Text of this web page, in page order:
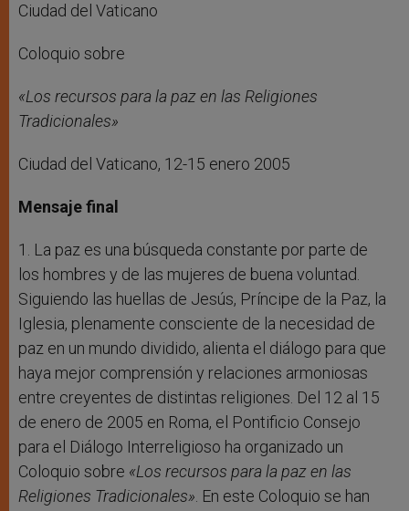
Ciudad del Vaticano
Coloquio sobre
«Los recursos para la paz en las Religiones
Tradicionales»
Ciudad del Vaticano, 12-15 enero 2005
Mensaje final
1. La paz es una búsqueda constante por parte de
los hombres y de las mujeres de buena voluntad.
Siguiendo las huellas de Jesús, Príncipe de la Paz, la
Iglesia, plenamente consciente de la necesidad de
paz en un mundo dividido, alienta el diálogo para que
haya mejor comprensión y relaciones armoniosas
entre creyentes de distintas religiones. Del 12 al 15
de enero de 2005 en Roma, el Pontificio Consejo
para el Diálogo Interreligioso ha organizado un
Coloquio sobre «Los recursos para la paz en las
Religiones Tradicionales». En este Coloquio se han